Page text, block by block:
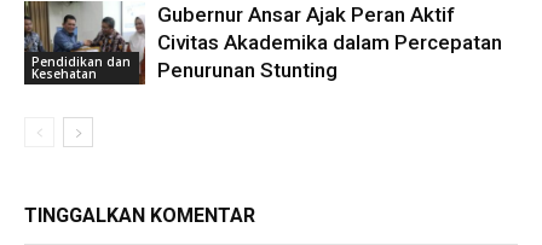
Pendidikan dan
Kesehatan
Gubernur Ansar Ajak Peran Aktif
Civitas Akademika dalam Percepatan
Penurunan Stunting
TINGGALKAN KOMENTAR